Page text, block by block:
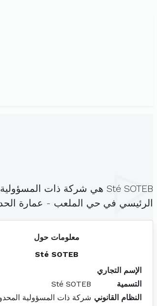
Sté SOTEB هي شركة ذات المسؤولية المحدودة، مسجلة تحت الهوية
الرئيسي في حي الملعب - عمارة
معلومات حول
Sté SOTEB
الإسم التجاري
التسمية
Sté SOTEB
النظام القانوني شركة ذات المسؤولية